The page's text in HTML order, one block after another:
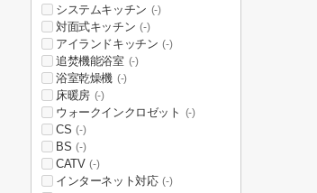
システムキッチン (-)
対面式キッチン (-)
アイランドキッチン (-)
追焚機能浴室 (-)
浴室乾燥機 (-)
床暖房 (-)
ウォークインクロゼット (-)
CS (-)
BS (-)
CATV (-)
インターネット対応 (-)